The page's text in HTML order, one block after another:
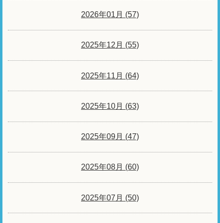
2026年01月 (57)
2025年12月 (55)
2025年11月 (64)
2025年10月 (63)
2025年09月 (47)
2025年08月 (60)
2025年07月 (50)